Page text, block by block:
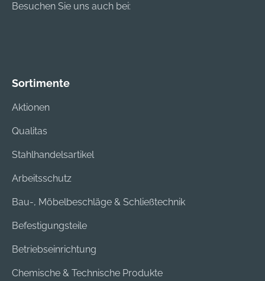
Besuchen Sie uns auch bei:
Sortimente
Aktionen
Qualitas
Stahlhandelsartikel
Arbeitsschutz
Bau-, Möbelbeschläge & Schließtechnik
Befestigungsteile
Betriebseinrichtung
Chemische & Technische Produkte